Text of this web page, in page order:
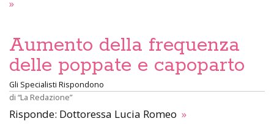
»
Aumento della frequenza
delle poppate e capoparto
Gli Specialisti Rispondono
di “La Redazione”
Risponde: Dottoressa Lucia Romeo »